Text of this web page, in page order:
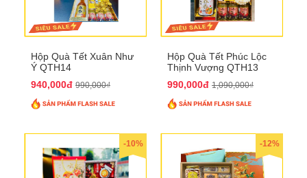
Hộp Quà Tết Xuân Như
Ý QTH14
940,000đ 990,000₫
Hộp Quà Tết Phúc Lộc
Thịnh Vượng QTH13
990,000đ 1,090,000₫
-10% -12%